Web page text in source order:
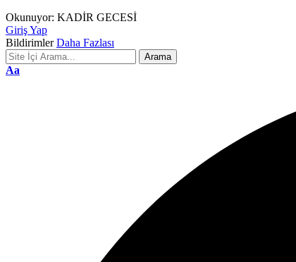
Okunuyor: KADİR GECESİ
Giriş Yap
Bildirimler Daha Fazlası
Font
Aa